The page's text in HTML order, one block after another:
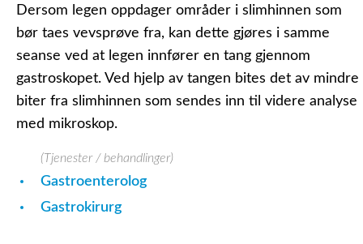
Dersom legen oppdager områder i slimhinnen som
bør taes vevsprøve fra, kan dette gjøres i samme
seanse ved at legen innfører en tang gjennom
gastroskopet. Ved hjelp av tangen bites det av mindre
biter fra slimhinnen som sendes inn til videre analyse
med mikroskop.
(Tjenester / behandlinger)
Gastroenterolog
Gastrokirurg